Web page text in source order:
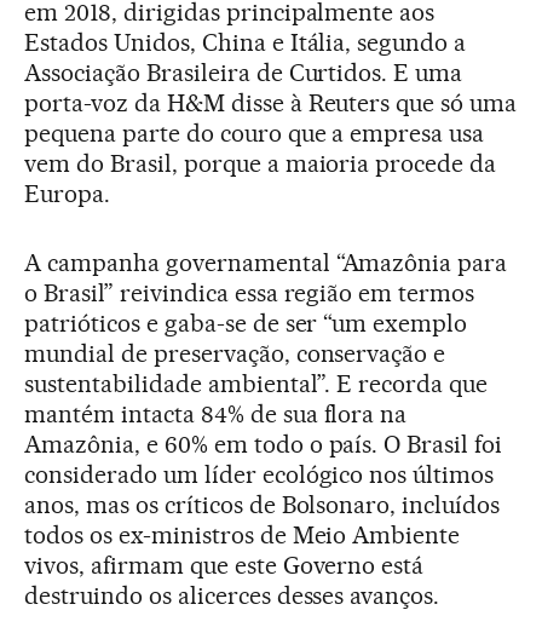
em 2018, dirigidas principalmente aos
Estados Unidos, China e Itália, segundo a
Associação Brasileira de Curtidos. E uma
porta-voz da H&M disse à Reuters que só uma
pequena parte do couro que a empresa usa
vem do Brasil, porque a maioria procede da
Europa.
A campanha governamental “Amazônia para
o Brasil” reivindica essa região em termos
patrióticos e gaba-se de ser “um exemplo
mundial de preservação, conservação e
sustentabilidade ambiental”. E recorda que
mantém intacta 84% de sua flora na
Amazônia, e 60% em todo o país. O Brasil foi
considerado um líder ecológico nos últimos
anos, mas os críticos de Bolsonaro, incluídos
todos os ex-ministros de Meio Ambiente
vivos, afirmam que este Governo está
destruindo os alicerces desses avanços.